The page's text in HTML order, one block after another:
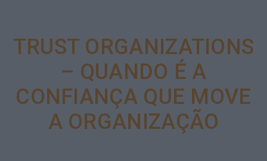
TRUST ORGANIZATIONS
– QUANDO É A
CONFIANÇA QUE MOVE
A ORGANIZAÇÃO